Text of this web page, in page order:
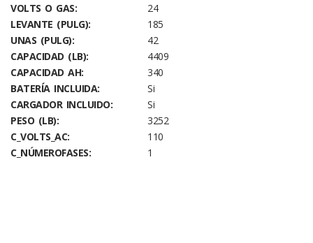
VOLTS O GAS:
24
LEVANTE (PULG):
185
UNAS (PULG):
42
CAPACIDAD (LB):
4409
CAPACIDAD AH:
340
BATERÍA INCLUIDA:
Si
CARGADOR INCLUIDO:
Si
PESO (LB):
3252
C_VOLTS_AC:
110
C_NÚMEROFASES:
1